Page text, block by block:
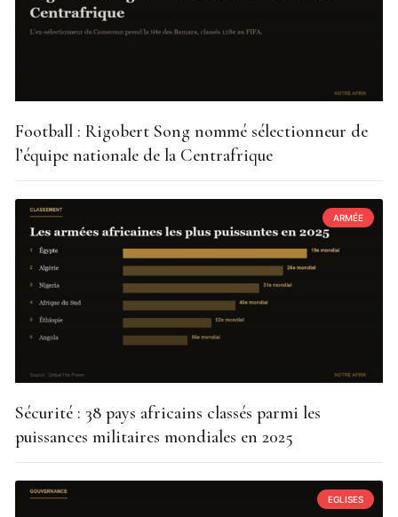
Football : Rigobert Song nommé sélectionneur de
l’équipe nationale de la Centrafrique
ARMÉE
Sécurité : 38 pays africains classés parmi les
puissances militaires mondiales en 2025
EGLISES